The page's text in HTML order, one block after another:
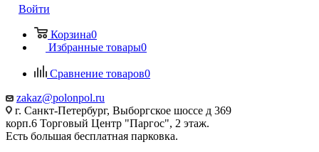
Войти
Корзина0
Избранные товары0
Сравнение товаров0
zakaz@polonpol.ru
г. Санкт-Петербург, Выборгское шоссе д 369
корп.6 Торговый Центр "Паргос", 2 этаж.
Есть большая бесплатная парковка.